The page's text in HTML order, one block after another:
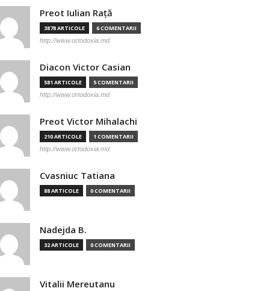
Preot Iulian Raţă
3878 ARTICOLE 6 COMENTARII
http://www.ortodoxia.md
Diacon Victor Casian
581 ARTICOLE 5 COMENTARII
http://www.ortodoxia.md
Preot Victor Mihalachi
210 ARTICOLE 1 COMENTARII
http://www.ortodoxia.md
Cvasniuc Tatiana
88 ARTICOLE 0 COMENTARII
Nadejda B.
32 ARTICOLE 0 COMENTARII
Vitalii Mereutanu